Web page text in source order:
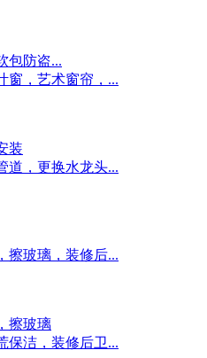
包防盗...
窗，艺术窗帘，...
装
道，更换水龙头...
擦玻璃，装修后...
擦玻璃
保洁，装修后卫...